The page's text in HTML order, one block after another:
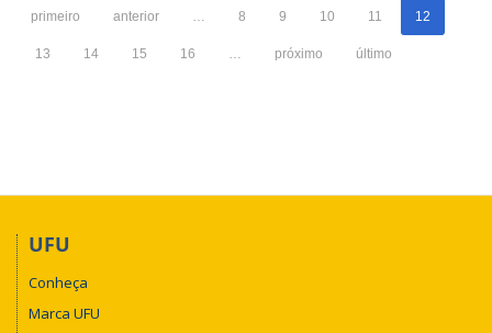
primeiro anterior … 8 9 10 11 12
13 14 15 16 … próximo último
UFU
Conheça
Marca UFU